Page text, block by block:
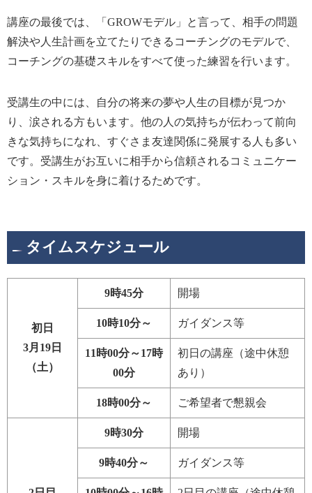
講座の最後では、「GROWモデル」と言って、相手の問題
解決や人生計画を立てたりできるコーチングのモデルで、
コーチングの基礎スキルをすべて使った練習を行います。
受講生の中には、自分の将来の夢や人生の目標が見つか
り、涙される方もいます。他の人の気持ちが伝わって前向
きな気持ちになれ、すぐさま友達関係に発展する人も多い
です。受講生がお互いに相手から信頼されるコミュニケー
ション・スキルを身に着けるためです。
タイムスケジュール
初日
3月19日
（土）
9時45分 開場
10時10分～ ガイダンス等
11時00分～17時
00分
初日の講座（途中休憩
あり）
18時00分～ ご希望者で懇親会
9時30分 開場
9時40分～ ガイダンス等